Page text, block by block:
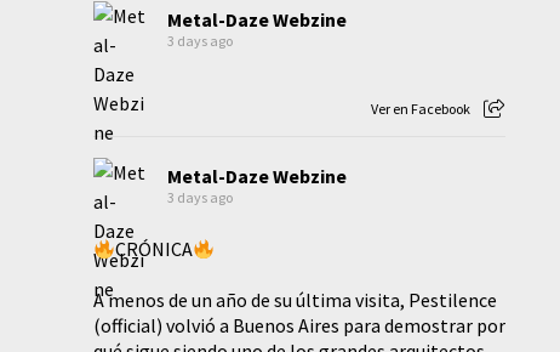
Metal-Daze Webzine
3 days ago
Ver en Facebook
Metal-Daze Webzine
3 days ago
CRÓNICA
A menos de un año de su última visita, Pestilence
(official) volvió a Buenos Aires para demostrar por